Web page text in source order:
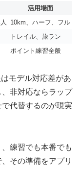
活用場面
10km、ハーフ、フル
トレイル、旅ラン
ポイント練習全般
モデル対応差があ
非対応ならラップ
代替するのが現実
練習でも本番でも
その準備をアプリ